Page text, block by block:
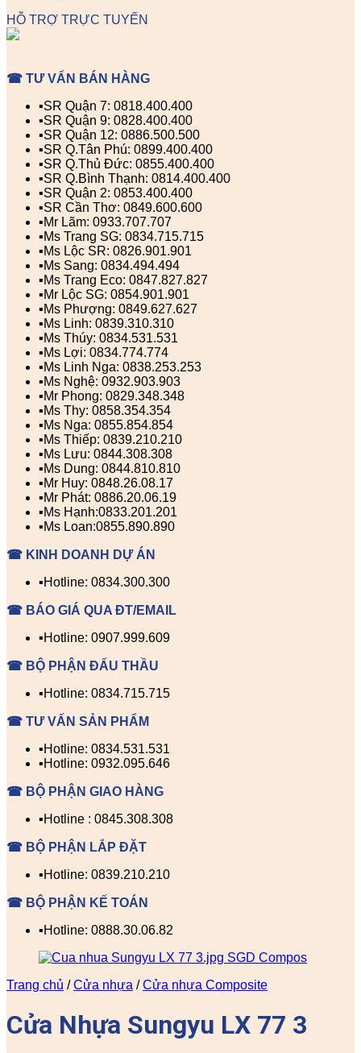
HỖ TRỢ TRỰC TUYẾN
☎ TƯ VẤN BÁN HÀNG
▪️SR Quận 7: 0818.400.400
▪️SR Quận 9: 0828.400.400
▪️SR Quận 12: 0886.500.500
▪️SR Q.Tân Phú: 0899.400.400
▪️SR Q.Thủ Đức: 0855.400.400
▪️SR Q.Bình Thạnh: 0814.400.400
▪️SR Quận 2: 0853.400.400
▪️SR Cần Thơ: 0849.600.600
▪️Mr Lãm: 0933.707.707
▪️Ms Trang SG: 0834.715.715
▪️Ms Lộc SR: 0826.901.901
▪️Ms Sang: 0834.494.494
▪️Ms Trang Eco: 0847.827.827
▪️Mr Lộc SG: 0854.901.901
▪️Ms Phượng: 0849.627.627
▪️Ms Linh: 0839.310.310
▪️Ms Thúy: 0834.531.531
▪️Ms Lợi: 0834.774.774
▪️Ms Linh Nga: 0838.253.253
▪️Ms Nghệ: 0932.903.903
▪️Mr Phong: 0829.348.348
▪️Ms Thy: 0858.354.354
▪️Ms Nga: 0855.854.854
▪️Ms Thiếp: 0839.210.210
▪️Ms Lưu: 0844.308.308
▪️Ms Dung: 0844.810.810
▪️Mr Huy: 0848.26.08.17
▪️Mr Phát: 0886.20.06.19
▪️Ms Hạnh:0833.201.201
▪️Ms Loan:0855.890.890
☎ KINH DOANH DỰ ÁN
▪️Hotline: 0834.300.300
☎ BÁO GIÁ QUA ĐT/EMAIL
▪️Hotline: 0907.999.609
☎ BỘ PHẬN ĐẤU THẦU
▪️Hotline: 0834.715.715
☎ TƯ VẤN SẢN PHẨM
▪️Hotline: 0834.531.531
▪️Hotline: 0932.095.646
☎ BỘ PHẬN GIAO HÀNG
▪️Hotline : 0845.308.308
☎ BỘ PHẬN LẮP ĐẶT
▪️Hotline: 0839.210.210
☎ BỘ PHẬN KẾ TOÁN
▪️Hotline: 0888.30.06.82
Trang chủ / Cửa nhựa / Cửa nhựa Composite
Cửa Nhựa Sungyu LX 77 3